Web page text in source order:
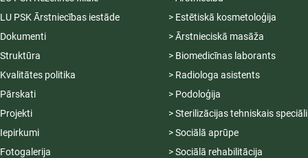
LU PSK Ārstniecības iestāde
Dokumenti
Struktūra
Kvalitātes politika
Pārskati
Projekti
Iepirkumi
Fotogalerija
> Estētiskā kosmetoloģija
> Ārstnieciskā masāža
> Biomedicīnas laborants
> Radiologa asistents
> Podoloģija
> Sterilizācijas tehniskais
> Sociālā aprūpe
> Sociālā rehabilitācija